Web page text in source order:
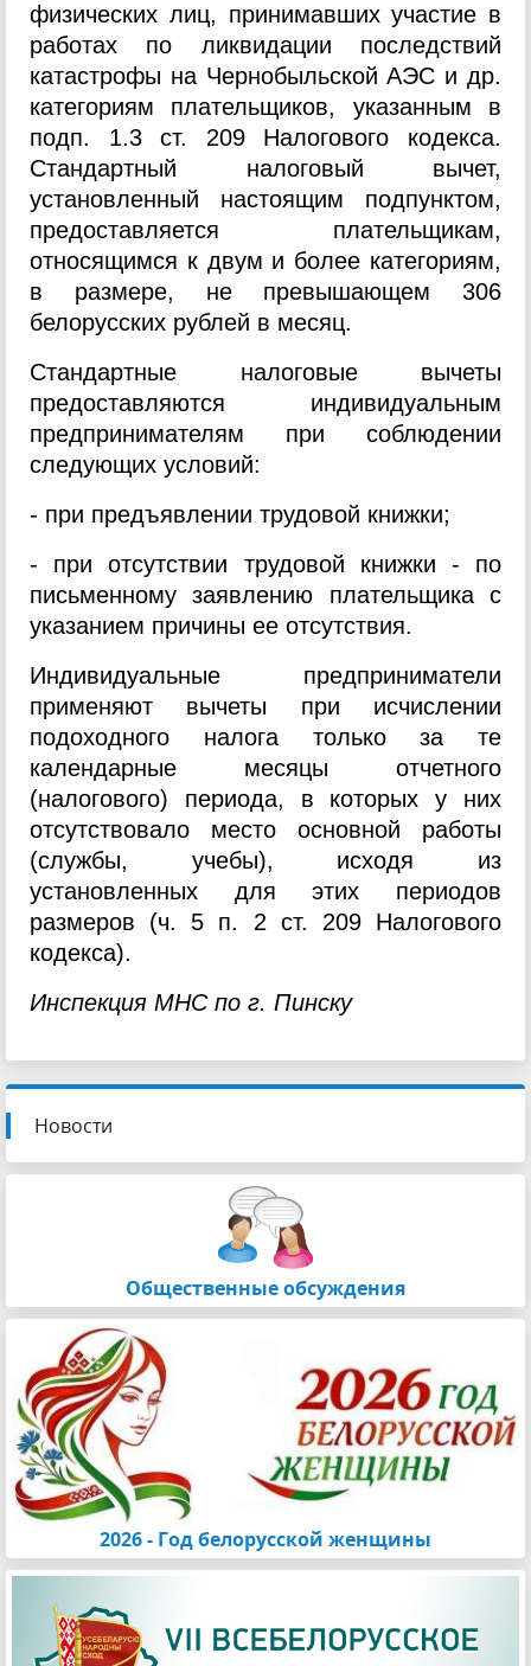
физических лиц, принимавших участие в
работах по ликвидации последствий
катастрофы на Чернобыльской АЭС и др.
категориям плательщиков, указанным в
подп. 1.3 ст. 209 Налогового кодекса.
Стандартный налоговый вычет,
установленный настоящим подпунктом,
предоставляется плательщикам,
относящимся к двум и более категориям,
в размере, не превышающем 306
белорусских рублей в месяц.
Стандартные налоговые вычеты
предоставляются индивидуальным
предпринимателям при соблюдении
следующих условий:
- при предъявлении трудовой книжки;
- при отсутствии трудовой книжки - по
письменному заявлению плательщика с
указанием причины ее отсутствия.
Индивидуальные предприниматели
применяют вычеты при исчислении
подоходного налога только за те
календарные месяцы отчетного
(налогового) периода, в которых у них
отсутствовало место основной работы
(службы, учебы), исходя из
установленных для этих периодов
размеров (ч. 5 п. 2 ст. 209 Налогового
кодекса).
Инспекция МНС по г. Пинску
Новости
Общественные обсуждения
2026 - Год белорусской женщины